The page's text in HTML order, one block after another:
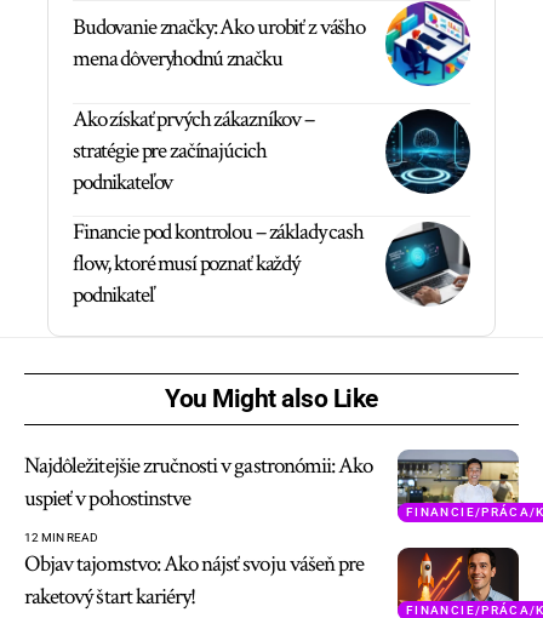
Budovanie značky: Ako urobiť z vášho
mena dôveryhodnú značku
Ako získať prvých zákazníkov –
stratégie pre začínajúcich
podnikateľov
Financie pod kontrolou – základy cash
flow, ktoré musí poznať každý
podnikateľ
You Might also Like
FINANCIE/PRÁCA/
Najdôležitejšie zručnosti v gastronómii: Ako
uspieť v pohostinstve
12 MIN READ
FINANCIE/PRÁCA/
Objav tajomstvo: Ako nájsť svoju vášeň pre
raketový štart kariéry!